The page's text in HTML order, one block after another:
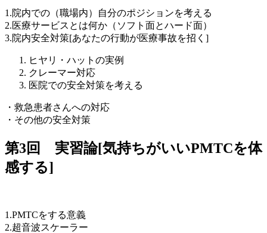
1.院内での（職場内）自分のポジションを考える
2.医療サービスとは何か（ソフト面とハード面）
3.院内安全対策[あなたの行動が医療事故を招く]
ヒヤリ・ハットの実例
クレーマー対応
医院での安全対策を考える
・救急患者さんへの対応
・その他の安全対策
第3回 実習論[気持ちがいいPMTCを体
感する]
1.PMTCをする意義
2.超音波スケーラー